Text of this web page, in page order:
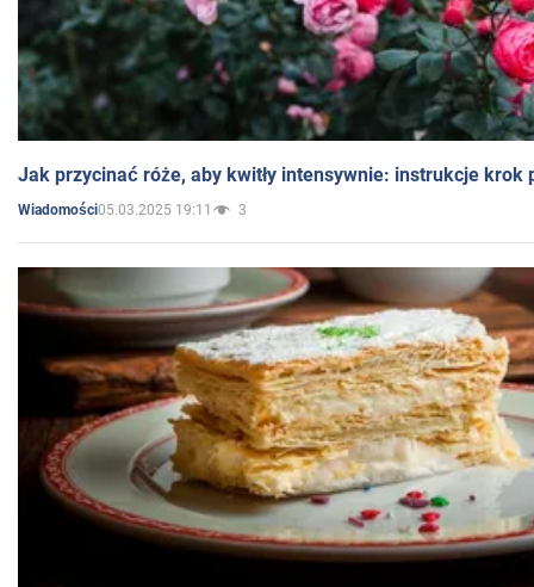
Jak przycinać róże, aby kwitły intensywnie: instrukcje krok
Wiadomości05.03.2025 19:11 3